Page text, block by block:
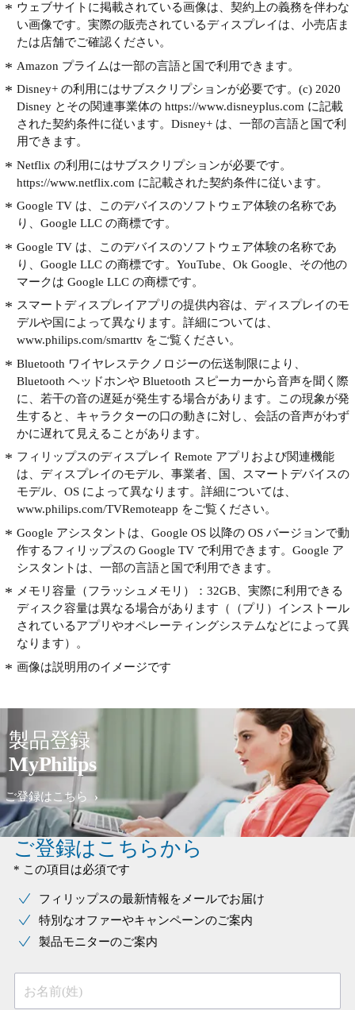
ウェブサイトに掲載されている画像は、契約上の義務を伴わな
い画像です。実際の販売されているディスプレイは、小売店ま
たは店舗でご確認ください。
Amazon プライムは一部の言語と国で利用できます。
Disney+ の利用にはサブスクリプションが必要です。(c) 2020
Disney とその関連事業体の https://www.disneyplus.com に記載
された契約条件に従います。Disney+ は、一部の言語と国で利
用できます。
Netflix の利用にはサブスクリプションが必要です。
https://www.netflix.com に記載された契約条件に従います。
Google TV は、このデバイスのソフトウェア体験の名称であ
り、Google LLC の商標です。
Google TV は、このデバイスのソフトウェア体験の名称であ
り、Google LLC の商標です。YouTube、Ok Google、その他の
マークは Google LLC の商標です。
スマートディスプレイアプリの提供内容は、ディスプレイのモ
デルや国によって異なります。詳細については、
www.philips.com/smarttv をご覧ください。
Bluetooth ワイヤレステクノロジーの伝送制限により、
Bluetooth ヘッドホンや Bluetooth スピーカーから音声を聞く際
に、若干の音の遅延が発生する場合があります。この現象が発
生すると、キャラクターの口の動きに対し、会話の音声がわず
かに遅れて見えることがあります。
フィリップスのディスプレイ Remote アプリおよび関連機能
は、ディスプレイのモデル、事業者、国、スマートデバイスの
モデル、OS によって異なります。詳細については、
www.philips.com/TVRemoteapp をご覧ください。
Google アシスタントは、Google OS 以降の OS バージョンで動
作するフィリップスの Google TV で利用できます。Google ア
シスタントは、一部の言語と国で利用できます。
メモリ容量（フラッシュメモリ）：32GB、実際に利用できる
ディスク容量は異なる場合があります（（プリ）インストール
されているアプリやオペレーティングシステムなどによって異
なります）。
画像は説明用のイメージです
製品登録
MyPhilips
ご登録はこちら
ご登録はこちらから
* この項目は必須です
フィリップスの最新情報をメールでお届け
特別なオファーやキャンペーンのご案内
製品モニターのご案内
お名前(姓)